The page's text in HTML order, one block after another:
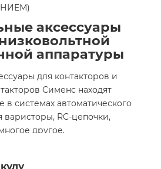
аксессуары
аппаратуры
для контакторов и
Сименс находят
системах автоматического
RC-цепочки,
другое.